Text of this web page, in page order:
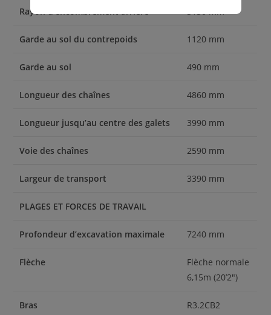
Rayon d’encombrement arrière
Garde au sol du contrepoids 1120 mm
Garde au sol 490 mm
Longueur des chaînes 4860 mm
Longueur jusqu’au centre des galets 3990 mm
Voie des chaînes 2590 mm
Largeur de transport 3390 mm
PLAGES ET FORCES DE TRAVAIL
Profondeur d’excavation maximale 7240 mm
Flèche
Flèche normale
6,15m (20’2″)
Bras R3.2CB2